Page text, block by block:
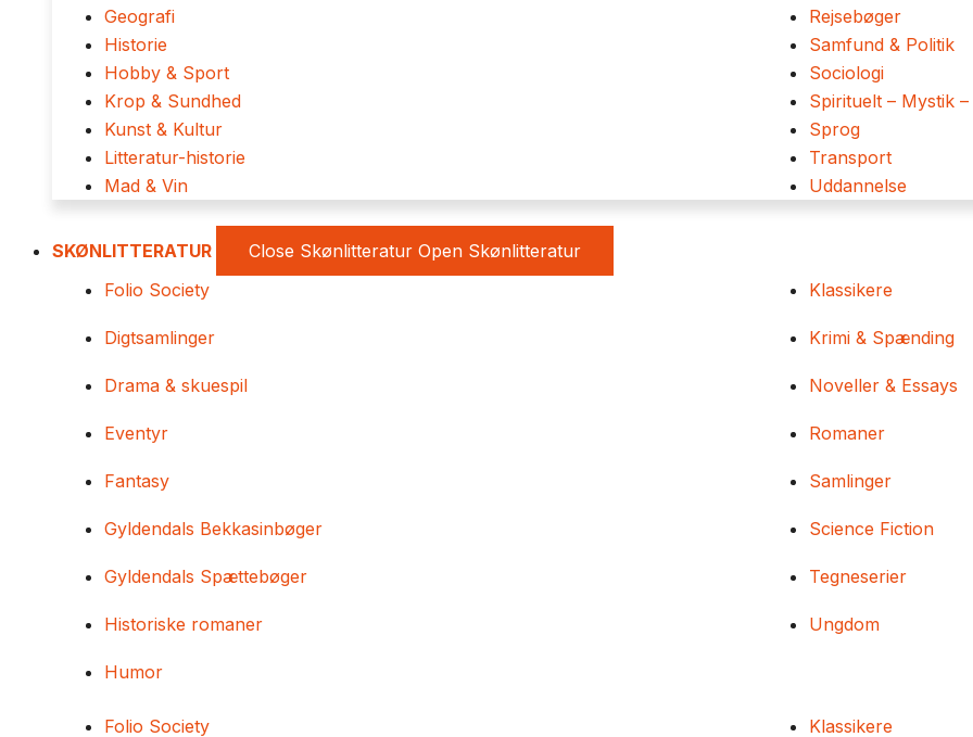
Geografi
Historie
Hobby & Sport
Krop & Sundhed
Kunst & Kultur
Litteratur-historie
Mad & Vin
Rejsebøger
Samfund & Politik
Sociologi
Spirituelt – Mystik
Sprog
Transport
Uddannelse
SKØNLITTERATUR Close Skønlitteratur Open Skønlitteratur
Folio Society
Digtsamlinger
Drama & skuespil
Eventyr
Fantasy
Gyldendals Bekkasinbøger
Gyldendals Spættebøger
Historiske romaner
Humor
Klassikere
Krimi & Spænding
Noveller & Essays
Romaner
Samlinger
Science Fiction
Tegneserier
Ungdom
Folio Society
Klassikere